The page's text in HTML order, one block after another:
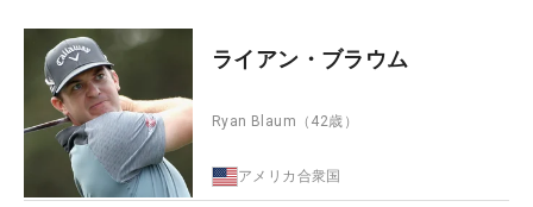
ライアン・ブラウム
Ryan Blaum （42歳）
アメリカ合衆国